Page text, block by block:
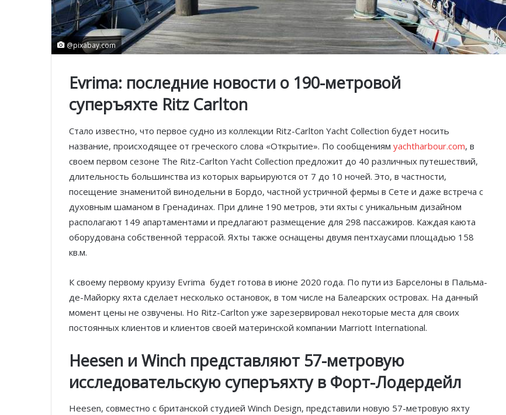
@pixabay.com
Evrima: последние новости о 190-метровой
суперъяхте Ritz Carlton
Стало известно, что первое судно из коллекции Ritz-Carlton Yacht Collection будет носить
название, происходящее от греческого слова «Открытие». По сообщениям yachtharbour.com, в
своем первом сезоне The Ritz-Carlton Yacht Collection предложит до 40 различных путешествий,
длительность большинства из которых варьируются от 7 до 10 ночей. Это, в частности,
посещение знаменитой винодельни в Бордо, частной устричной фермы в Сете и даже встреча с
духовным шаманом в Гренадинах. При длине 190 метров, эти яхты с уникальным дизайном
располагают 149 апартаментами и предлагают размещение для 298 пассажиров. Каждая каюта
оборудована собственной террасой. Яхты также оснащены двумя пентхаусами площадью 158
кв.м.
К своему первому круизу Evrima будет готова в июне 2020 года. По пути из Барселоны в Пальма-
де-Майорку яхта сделает несколько остановок, в том числе на Балеарских островах. На данный
момент цены не озвучены. Но Ritz-Carlton уже зарезервировал некоторые места для своих
постоянных клиентов и клиентов своей материнской компании Marriott International.
Heesen и Winch представляют 57-метровую
исследовательскую суперъяхту в Форт-Лодердейл
Heesen, совместно с британской студией Winch Design, представили новую 57-метровую яхту